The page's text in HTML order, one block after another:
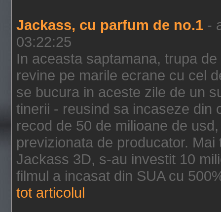
Jackass, cu parfum de no.1 -
03:22:25
In aceasta saptamana, trupa
revine pe marile ecrane cu cel
se bucura in aceste zile de un
tinerii - reusind sa incaseze din
recod de 50 de milioane de
previzionata de producator.
Jackass 3D, s-au investit 10
filmul a incasat din SUA cu
tot articolul